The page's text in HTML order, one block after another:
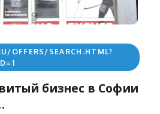
OFFERS/SEARCH.HTML?
бизнес в Софии